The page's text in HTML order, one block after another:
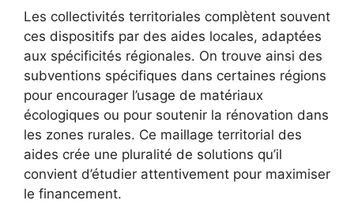
Les collectivités territoriales complètent souvent
ces dispositifs par des aides locales, adaptées
aux spécificités régionales. On trouve ainsi des
subventions spécifiques dans certaines régions
pour encourager l’usage de matériaux
écologiques ou pour soutenir la rénovation dans
les zones rurales. Ce maillage territorial des
aides crée une pluralité de solutions qu’il
convient d’étudier attentivement pour maximiser
le financement.